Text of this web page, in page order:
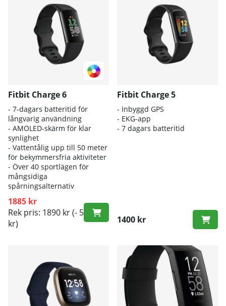
Fitbit Charge 6
- 7-dagars batteritid för
långvarig användning
- AMOLED-skärm för klar
synlighet
- Vattentålig upp till 50 meter
för bekymmersfria aktiviteter
- Över 40 sportlägen för
mångsidiga
spårningsalternativ
1885 kr
Rek pris: 1890 kr(- 5
kr)
Fitbit Charge 5
- Inbyggd GPS
- EKG-app
- 7 dagars batteritid
1400 kr